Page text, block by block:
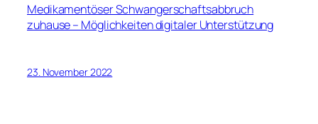
Medikamentöser Schwangerschaftsabbruch
zuhause – Möglichkeiten digitaler Unterstützung
23. November 2022